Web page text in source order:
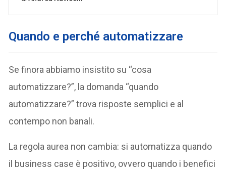
Quando e perché automatizzare
Se finora abbiamo insistito su “cosa
automatizzare?”, la domanda “quando
automatizzare?” trova risposte semplici e al
contempo non banali.
La regola aurea non cambia: si automatizza quando
il business case è positivo, ovvero quando i benefici